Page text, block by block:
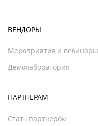
ВЕНДОРЫ
Мероприятия и вебинары
Демолаборатория
ПАРТНЕРАМ
Стать партнером